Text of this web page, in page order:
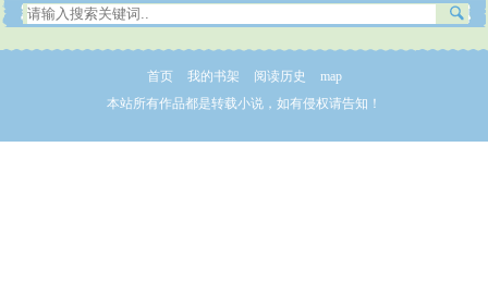
首页 我的书架 阅读历史
map
本站所有作品都是转载小说，如有侵权请告知！